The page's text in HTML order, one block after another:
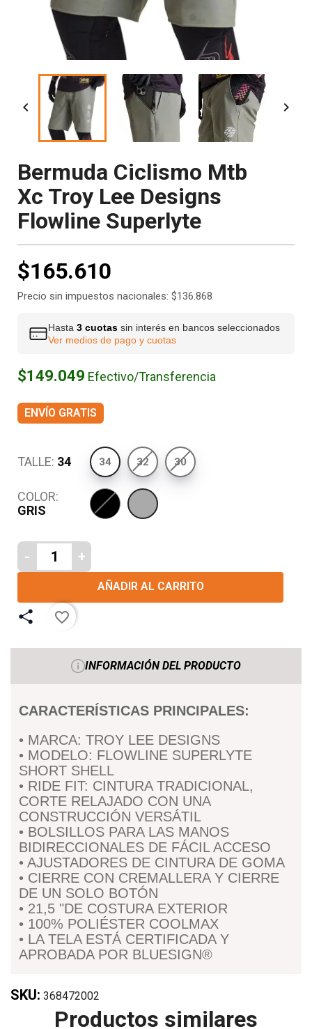
 
Bermuda Ciclismo Mtb
Xc Troy Lee Designs
Flowline Superlyte
$165.610
Precio sin impuestos nacionales: $136.868
Hasta 3 cuotas sin interés en bancos seleccionados
Ver medios de pago y cuotas
$149.049 Efectivo/Transferencia
ENVÍO GRATIS
TALLE: 34 34 32 30
COLOR:
GRIS
NEGRO GRIS
- +
AÑADIR AL CARRITO
favorite_border
INFORMACIÓN DEL PRODUCTO
CARACTERÍSTICAS PRINCIPALES:
• MARCA: TROY LEE DESIGNS
• MODELO: FLOWLINE SUPERLYTE
SHORT SHELL
• RIDE FIT: CINTURA TRADICIONAL,
CORTE RELAJADO CON UNA
CONSTRUCCIÓN VERSÁTIL
• BOLSILLOS PARA LAS MANOS
BIDIRECCIONALES DE FÁCIL ACCESO
• AJUSTADORES DE CINTURA DE GOMA
• CIERRE CON CREMALLERA Y CIERRE
DE UN SOLO BOTÓN
• 21,5 "DE COSTURA EXTERIOR
• 100% POLIÉSTER COOLMAX
• LA TELA ESTÁ CERTIFICADA Y
APROBADA POR BLUESIGN®
SKU: 368472002
Productos similares